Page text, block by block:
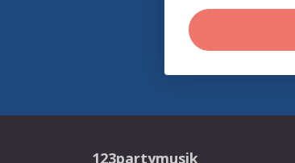
123partymusik